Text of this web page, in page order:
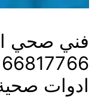
فني صحي
ادوات